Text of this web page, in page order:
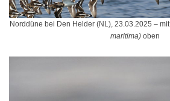
Norddüne bei Den Helder (NL), 23.03.2025 – mit
maritima) oben